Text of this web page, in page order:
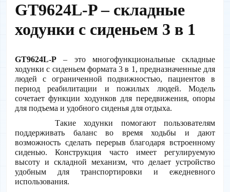
GT9624L-P – складные
ходунки с сиденьем 3 в 1
GT9624L-P – это многофункциональные складные
ходунки с сиденьем формата 3 в 1, предназначенные для
людей с ограниченной подвижностью, пациентов в
период реабилитации и пожилых людей. Модель
сочетает функции ходунков для передвижения, опоры
для подъема и удобного сиденья для отдыха.
Такие ходунки помогают пользователям
поддерживать баланс во время ходьбы и дают
возможность сделать перерыв благодаря встроенному
сиденью. Конструкция часто имеет регулируемую
высоту и складной механизм, что делает устройство
удобным для транспортировки и ежедневного
использования.